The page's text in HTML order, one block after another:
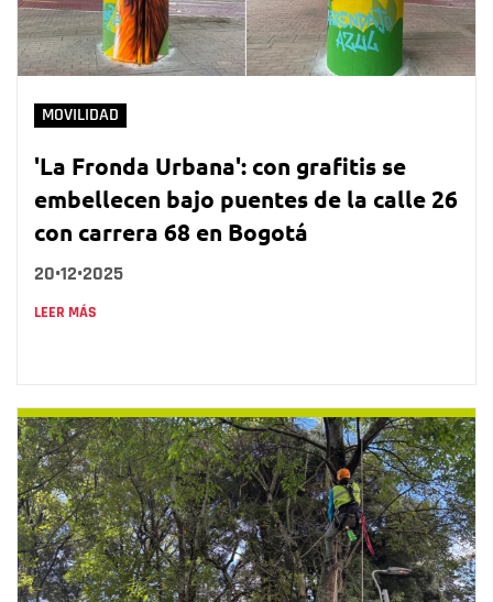
MOVILIDAD
'La Fronda Urbana': con grafitis se
embellecen bajo puentes de la calle 26
con carrera 68 en Bogotá
20•12•2025
LEER MÁS